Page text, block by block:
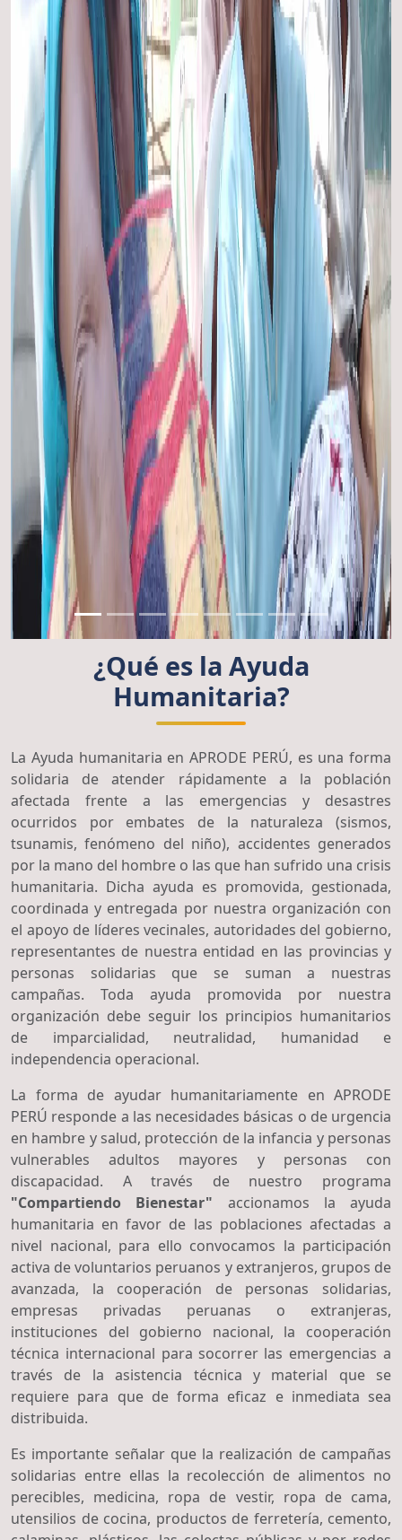
¿Qué es la Ayuda
Humanitaria?
La Ayuda humanitaria en APRODE PERÚ, es una forma
solidaria de atender rápidamente a la población
afectada frente a las emergencias y desastres
ocurridos por embates de la naturaleza (sismos,
tsunamis, fenómeno del niño), accidentes generados
por la mano del hombre o las que han sufrido una crisis
humanitaria. Dicha ayuda es promovida, gestionada,
coordinada y entregada por nuestra organización con
el apoyo de líderes vecinales, autoridades del gobierno,
representantes de nuestra entidad en las provincias y
personas solidarias que se suman a nuestras
campañas. Toda ayuda promovida por nuestra
organización debe seguir los principios humanitarios
de imparcialidad, neutralidad, humanidad e
independencia operacional.
La forma de ayudar humanitariamente en APRODE
PERÚ responde a las necesidades básicas o de urgencia
en hambre y salud, protección de la infancia y personas
vulnerables adultos mayores y personas con
discapacidad. A través de nuestro programa
"Compartiendo Bienestar" accionamos la ayuda
humanitaria en favor de las poblaciones afectadas a
nivel nacional, para ello convocamos la participación
activa de voluntarios peruanos y extranjeros, grupos de
avanzada, la cooperación de personas solidarias,
empresas privadas peruanas o extranjeras,
instituciones del gobierno nacional, la cooperación
técnica internacional para socorrer las emergencias a
través de la asistencia técnica y material que se
requiere para que de forma eficaz e inmediata sea
distribuida.
Es importante señalar que la realización de campañas
solidarias entre ellas la recolección de alimentos no
perecibles, medicina, ropa de vestir, ropa de cama,
utensilios de cocina, productos de ferretería, cemento,